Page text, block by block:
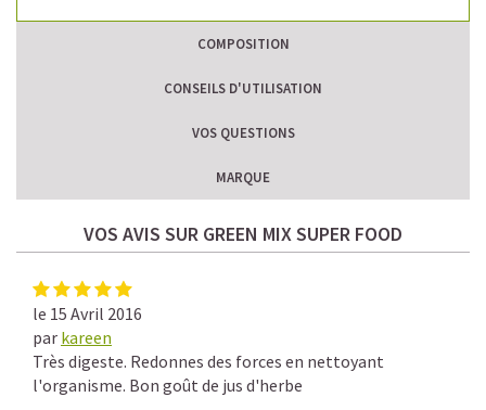
COMPOSITION
CONSEILS D'UTILISATION
VOS QUESTIONS
MARQUE
VOS AVIS SUR GREEN MIX SUPER FOOD
le 15 Avril 2016
par kareen
Très digeste. Redonnes des forces en nettoyant
l'organisme. Bon goût de jus d'herbe